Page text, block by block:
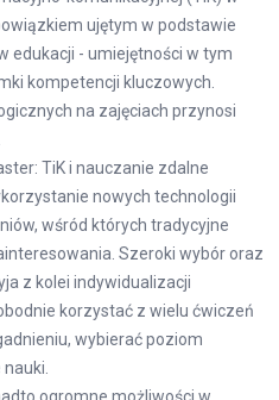
ujętym w podstawie
edukacji - umiejętności w tym
kompetencji kluczowych.
na zajęciach przynosi
TiK i nauczanie zdalne
nowych technologii
wśród których tradycyjne
Szeroki wybór oraz
z kolei indywidualizacji
korzystać z wielu ćwiczeń
wybierać poziom